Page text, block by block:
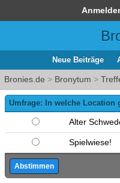
Neue Beiträge
Bronies.de > Bronytum >
Umfrage: In welche Location
Alter
Spielwiese!